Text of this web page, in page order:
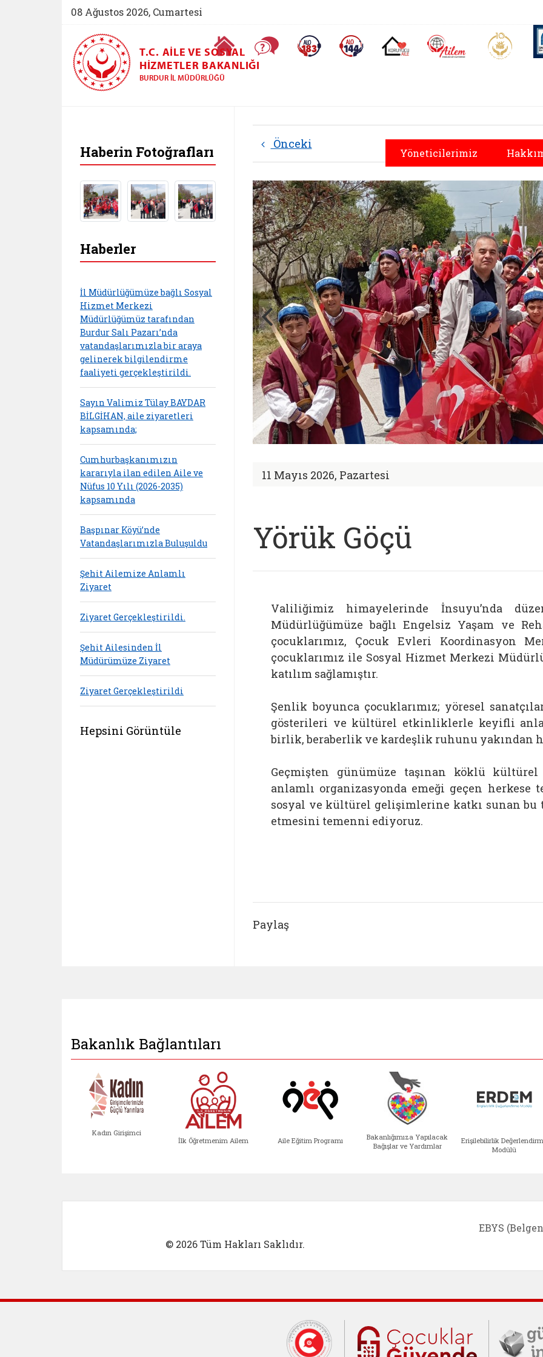
08 Ağustos 2026, Cumartesi
Ana Sayfa Sıkça Sorulan SorularAlo 183 (yeni sekmede açılır)Alo 144 (yeni sekmede açılır)Koruyucu Aile (yeni sekmede açılır)
AİLEM İletişim Aile ve
T.C. AILE VE SOSYAL
HIZMETLER BAKANLIĞI
BURDUR İL MÜDÜRLÜĞÜ
Yöneticilerimiz
Önceki
11 Mayıs 2026, Pazartesi
Yörük Göçü
Valiliğimiz himayelerinde İnsuyu’nda
Müdürlüğümüze bağlı Engelsiz Yaşam ve
çocuklarımız, Çocuk Evleri Koordinasyon
çocuklarımız ile Sosyal Hizmet Merkezi
katılım sağlamıştır.
Şenlik boyunca çocuklarımız; yöresel
gösterileri ve kültürel etkinliklerle keyifli
birlik, beraberlik ve kardeşlik ruhunu yakından
Geçmişten günümüze taşınan köklü kültürel
anlamlı organizasyonda emeği geçen herkese
sosyal ve kültürel gelişimlerine katkı sunan
etmesini temenni ediyoruz.
Paylaş
Haberin Fotoğrafları
Haberler
İl Müdürlüğümüze bağlı Sosyal
Hizmet Merkezi
Müdürlüğümüz tarafından
Burdur Salı Pazarı’nda
vatandaşlarımızla bir araya
gelinerek bilgilendirme
faaliyeti gerçekleştirildi.
Sayın Valimiz Tülay BAYDAR
BİLGİHAN, aile ziyaretleri
kapsamında;
Cumhurbaşkanımızın
kararıyla ilan edilen Aile ve
Nüfus 10 Yılı (2026-2035)
kapsamında
Başpınar Köyü’nde
Vatandaşlarımızla Buluşuldu
Şehit Ailemize Anlamlı
Ziyaret
Ziyaret Gerçekleştirildi.
Şehit Ailesinden İl
Müdürümüze Ziyaret
Ziyaret Gerçekleştirildi
Hepsini Görüntüle
Bakanlık Bağlantıları
Kadın Girişimci
İlk Öğretmenim Ailem Aile Eğitim Programı
Bakanlığımıza Yapılacak
Bağışlar ve Yardımlar
Erişilebilirlik
Modülü
© 2026 Tüm Hakları Saklıdır.
EBYS
Cumhurbaşkanlığı İletişim Merkezi
Çocuklar